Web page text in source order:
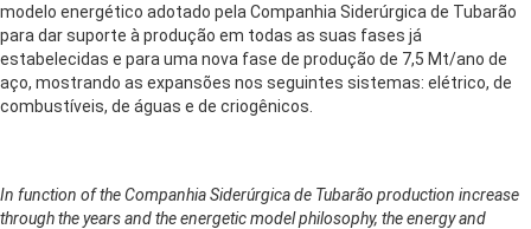
modelo energético adotado pela Companhia Siderúrgica de Tubarão
para dar suporte à produção em todas as suas fases já
estabelecidas e para uma nova fase de produção de 7,5 Mt/ano de
aço, mostrando as expansões nos seguintes sistemas: elétrico, de
combustíveis, de águas e de criogênicos.
In function of the Companhia Siderúrgica de Tubarão production increase
through the years and the energetic model philosophy, the energy and